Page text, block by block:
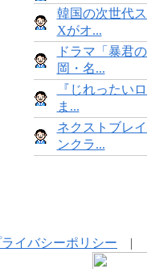
韓国の次世代
Xがオ...
ドラマ「暴君
岡・名...
『じれったい
ま...
ネクストブレ
ンクラ...
ライバシーポリシー